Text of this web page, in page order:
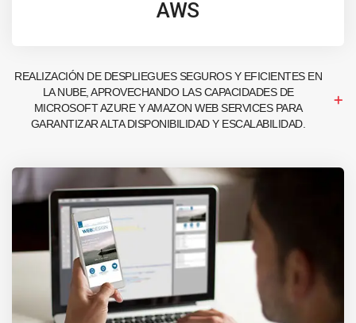
AWS
REALIZACIÓN DE DESPLIEGUES SEGUROS Y EFICIENTES EN
LA NUBE, APROVECHANDO LAS CAPACIDADES DE
MICROSOFT AZURE Y AMAZON WEB SERVICES PARA
GARANTIZAR ALTA DISPONIBILIDAD Y ESCALABILIDAD.